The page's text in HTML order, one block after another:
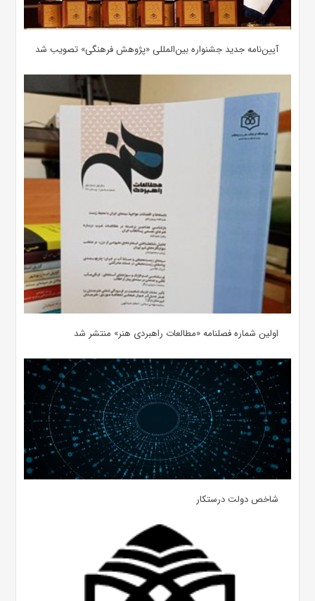
آیین‌نامه جدید جشنواره بین‌المللی «پژوهش فرهنگی» تصویب شد
اولین شماره فصلنامه «مطالعات راهبردی هنر» منتشر شد
شاخص دولت درستکار